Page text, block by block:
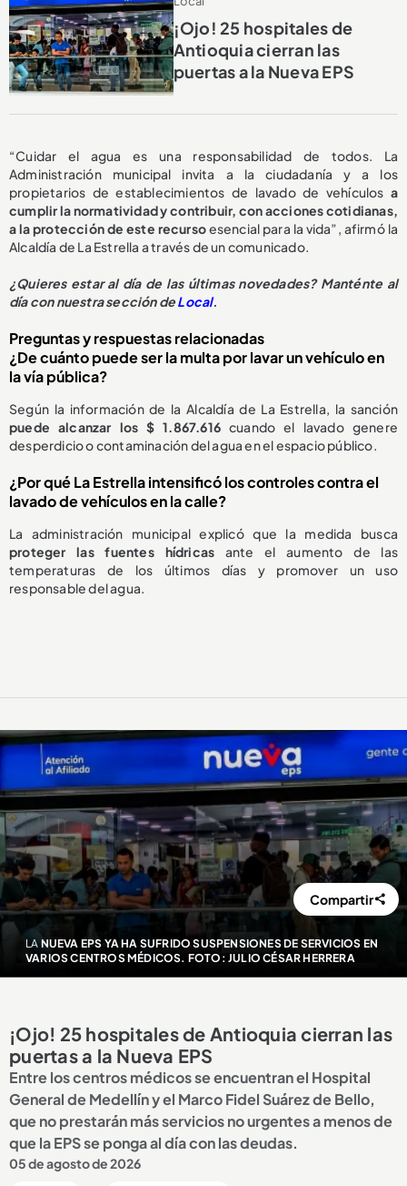
¡Ojo! 25 hospitales de
Antioquia cierran las
puertas a la Nueva EPS
“Cuidar el agua es una responsabilidad de todos. La
Administración municipal invita a la ciudadanía y a los
propietarios de establecimientos de lavado de vehículos a
cumplir la normatividad y contribuir, con acciones cotidianas,
a la protección de este recursoesencial para la vida”, afirmó la
Alcaldía de La Estrella a través de un comunicado.
¿Quieres estar al día de las últimas novedades? Manténte al
día con nuestra sección deLocal.
Preguntas y respuestas relacionadas
¿De cuánto puede ser la multa por lavar un vehículo en
la vía pública?
Según la información de la Alcaldía de La Estrella, la sanción
puede alcanzar los $ 1.867.616 cuando el lavado genere
desperdicio o contaminación del agua en el espacio público.
¿Por qué La Estrella intensificó los controles contra el
lavado de vehículos en la calle?
La administración municipal explicó que la medida busca
proteger las fuentes hídricas ante el aumento de las
temperaturas de los últimos días y promover un uso
responsable del agua.
LA NUEVA EPS YA HA SUFRIDO SUSPENSIONES DE SERVICIOS EN
VARIOS CENTROS MÉDICOS. FOTO: JULIO CÉSAR HERRERA
Compartir
¡Ojo! 25 hospitales de Antioquia cierran las
puertas a la Nueva EPS
Entre los centros médicos se encuentran el Hospital
General de Medellín y el Marco Fidel Suárez de Bello,
que no prestarán más servicios no urgentes a menos de
que la EPS se ponga al día con las deudas.
05 de agosto de 2026